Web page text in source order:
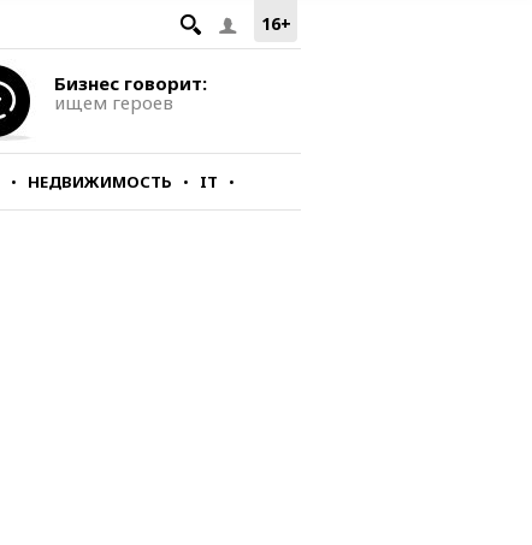
16+
Бизнес говорит:
ищем героев
НЕДВИЖИМОСТЬ IT